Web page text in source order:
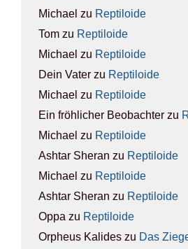
Michael zu Rep­ti­lo­ide
Tom zu Rep­ti­lo­ide
Michael zu Rep­ti­lo­ide
Dein Vater zu Rep­ti­lo­ide
Michael zu Rep­ti­lo­ide
Ein fröhlicher Beobachter zu
Michael zu Rep­ti­lo­ide
Ashtar Sheran zu Rep­ti­lo­ide
Michael zu Rep­ti­lo­ide
Ashtar Sheran zu Rep­ti­lo­ide
Oppa zu Rep­ti­lo­ide
Orpheus Kalides zu Das